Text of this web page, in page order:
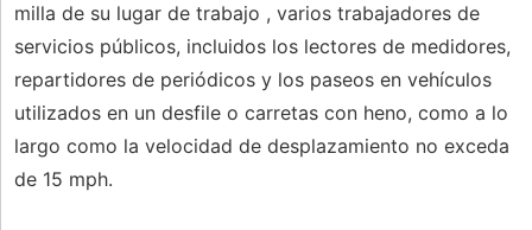
milla de su lugar de trabajo , varios trabajadores de
servicios públicos, incluidos los lectores de medidores,
repartidores de periódicos y los paseos en vehículos
utilizados en un desfile o carretas con heno, como a lo
largo como la velocidad de desplazamiento no exceda
de 15 mph.